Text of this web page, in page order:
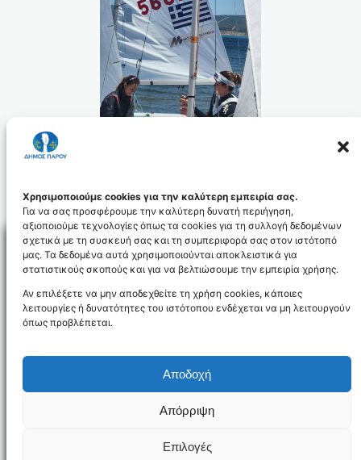
Χρησιμοποιούμε cookies για την καλύτερη εμπειρία σας.
Για να σας προσφέρουμε την καλύτερη δυνατή περιήγηση,
αξιοποιούμε τεχνολογίες όπως τα cookies για τη συλλογή δεδομένων
σχετικά με τη συσκευή σας και τη συμπεριφορά σας στον ιστότοπό
μας. Τα δεδομένα αυτά χρησιμοποιούνται αποκλειστικά για
στατιστικούς σκοπούς και για να βελτιώσουμε την εμπειρία χρήσης.
Αν επιλέξετε να μην αποδεχθείτε τη χρήση cookies, κάποιες
λειτουργίες ή δυνατότητες του ιστότοπου ενδέχεται να μη λειτουργούν
όπως προβλέπεται.
Αποδοχή
Απόρριψη
Επιλογές
NEWSLETTER
Δήλωση Προσβασιμότητας
Δήμος Πάρου